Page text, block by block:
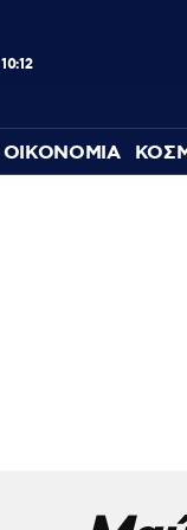
10:12
ΟΙΚΟΝΟΜΙΑ